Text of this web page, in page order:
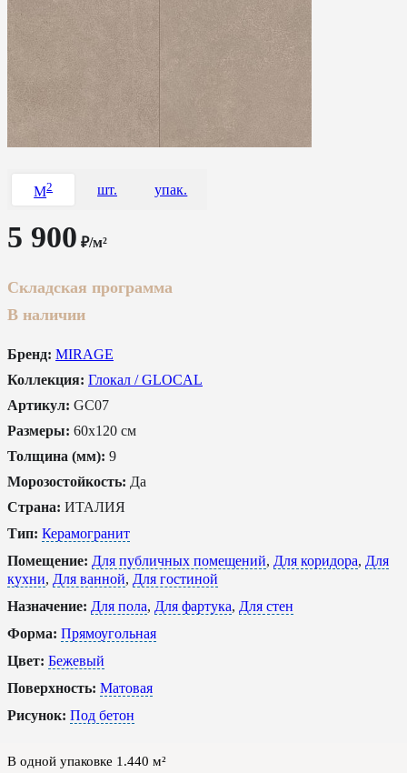
M2 шт. упак.
5 900 ₽/м²
Складская программа
В наличии
Бренд: MIRAGE
Коллекция: Глокал / GLOCAL
Артикул: GC07
Размеры: 60x120 см
Толщина (мм): 9
Морозостойкость: Да
Страна: ИТАЛИЯ
Тип: Керамогранит
Помещение: Для публичных помещений, Для коридора, Для
кухни, Для ванной, Для гостиной
Назначение: Для пола, Для фартука, Для стен
Форма: Прямоугольная
Цвет: Бежевый
Поверхность: Матовая
Рисунок: Под бетон
В одной упаковке 1.440 м²